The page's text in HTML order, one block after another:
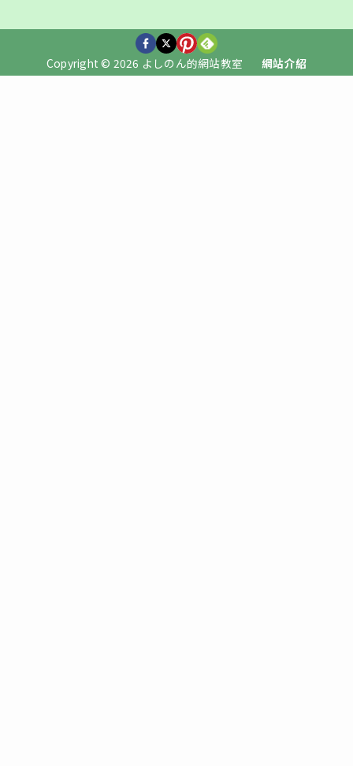
Copyright © 2026 よしのん的網站教室 網站介紹